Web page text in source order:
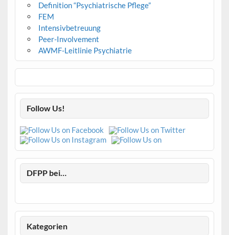
Definition “Psychiatrische Pflege”
FEM
Intensivbetreuung
Peer-Involvement
AWMF-Leitlinie Psychiatrie
Follow Us!
DFPP bei…
Kategorien